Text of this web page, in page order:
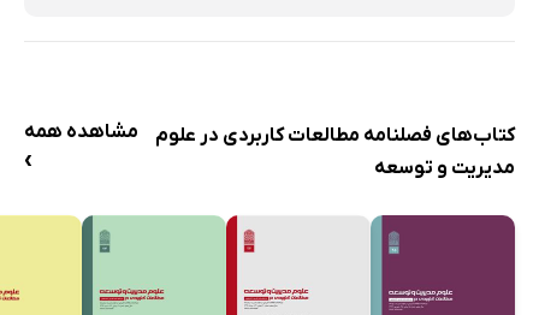
کتاب‌های فصلنامه مطالعات کاربردی در علوم
مدیریت و توسعه
مشاهده همه
›